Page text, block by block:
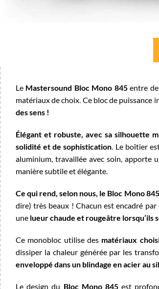
Le Mastersound Bloc Mono 845entre
matériaux de choix. Ce bloc de puissance
des sens !
Élégant et robuste, avec sa silhouette
solidité et de sophistication . Le boîtier
aluminium, travaillée avec soin, apporte
manière subtile et élégante.
Ce qui rend, selon nous, le Bloc Mono
dire) très beaux ! Chacun est encadré par
une lueur chaude et rougeâtre lorsqu’ils
Ce monobloc utilise des matériaux
dissiper la chaleur générée par les
enveloppé dans un blindage en acier au
Le design du Bloc Mono 845est